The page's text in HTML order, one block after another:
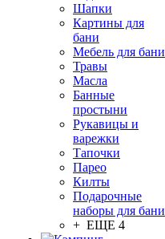
Шапки
Картины для
бани
Мебель для бани
Травы
Масла
Банные
простыни
Рукавицы и
варежки
Тапочки
Парео
Килты
Подарочные
наборы для бани
+ ЕЩЕ 4